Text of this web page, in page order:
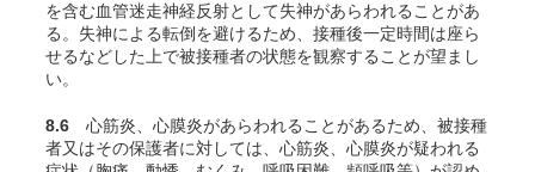
を含む血管迷走神経反射として失神があらわれることがあ
る。失神による転倒を避けるため、接種後一定時間は座ら
せるなどした上で被接種者の状態を観察することが望まし
い。
8.6 心筋炎、心膜炎があらわれることがあるため、被接種
者又はその保護者に対しては、心筋炎、心膜炎が疑われる